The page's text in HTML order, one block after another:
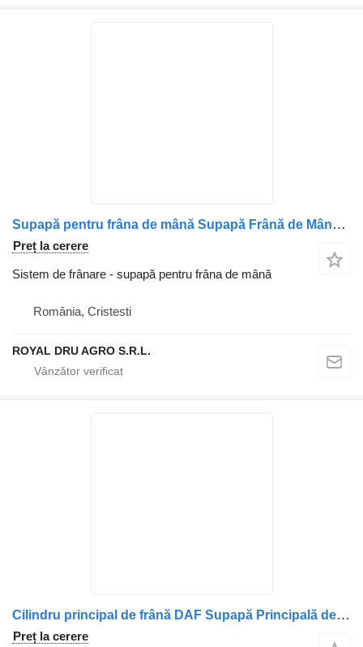
Supapă pentru frâna de mână Supapă Frână de Mână pentru camion DAF 163378
Preț la cerere
Sistem de frânare - supapă pentru frâna de mână
România, Cristesti
ROYAL DRU AGRO S.R.L.
Cilindru principal de frână DAF Supapă Principală de Frână pentru 2136030 pentru camion DAF – Coduri OEM: 2136030, 1998070, 1747130
Preț la cerere